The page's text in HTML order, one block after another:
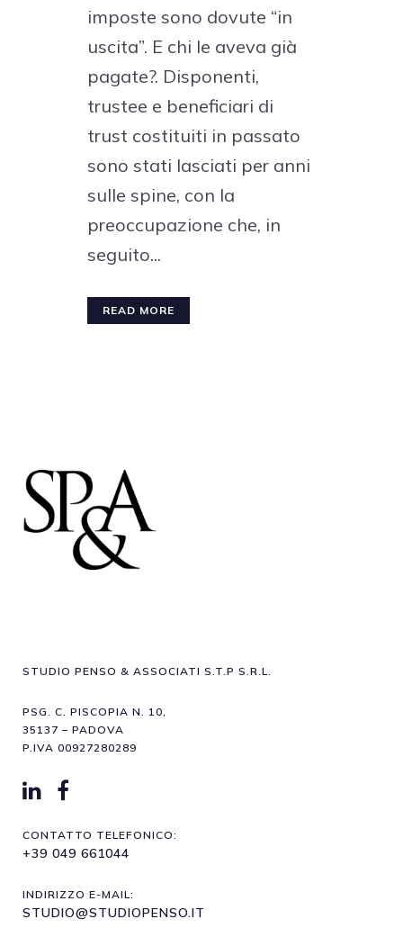
imposte sono dovute “in
uscita”. E chi le aveva già
pagate?. Disponenti,
trustee e beneficiari di
trust costituiti in passato
sono stati lasciati per anni
sulle spine, con la
preoccupazione che, in
seguito...
READ MORE
STUDIO PENSO & ASSOCIATI S.T.P S.R.L.
PSG. C. PISCOPIA N. 10,
35137 – PADOVA
P.IVA 00927280289
CONTATTO TELEFONICO:
+39 049 661044
INDIRIZZO E-MAIL:
STUDIO@STUDIOPENSO.IT